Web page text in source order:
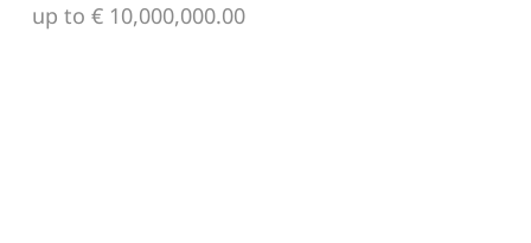
up to € 10,000,000.00